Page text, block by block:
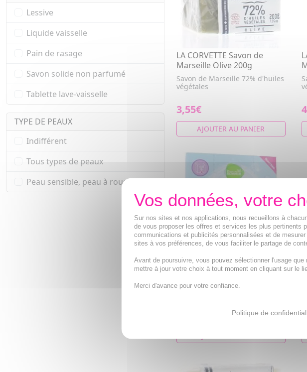
LA CORVETTE Savon de
Marseille Olive 200g
Savon de Marseille 72% d'huiles
végétales
3,55€
AJOUTER AU PANIER
PHARMASCIENCE Lessive
Liquide 2 en 1 cubi de 3l
Lessive
Liquide vaisselle
Pain de rasage
Savon solide non parfumé
Tablette lave-vaisselle
TYPE DE PEAUX
Indifférent
Tous types de peaux
Peau sensible, peau à rougeur
Sur nos sites et nos applications, nous recueillons à
de vous proposer les offres et services les plus pertinents
communications et publicités personnalisées et de
sites à vos préférences, de vous faciliter le partage de
Avant de poursuivre, vous pouvez sélectionner l'usage
mettre à jour votre choix à tout moment en cliquant sur le
Merci d'avance pour votre confiance.
Politique de